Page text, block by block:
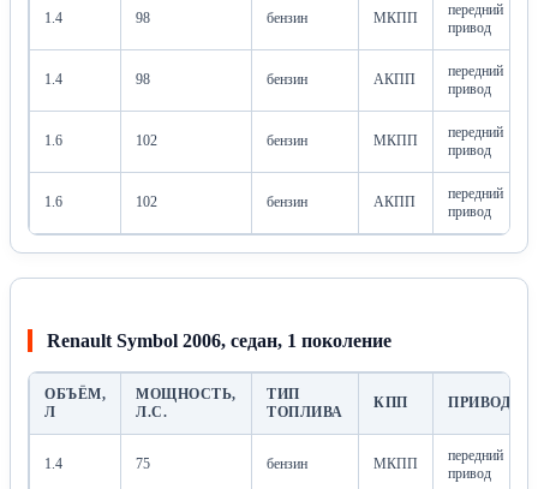
1.4 98 бензин МКПП
передний
привод
1.4 98 бензин АКПП
передний
привод
1.6 102 бензин МКПП
передний
привод
1.6 102 бензин АКПП
передний
привод
Renault Symbol 2006, седан, 1 поколение
ОБЪЁМ,
Л
МОЩНОСТЬ,
Л.С.
ТИП
ТОПЛИВА
КПП ПРИВОД
1.4 75 бензин МКПП
передний
привод